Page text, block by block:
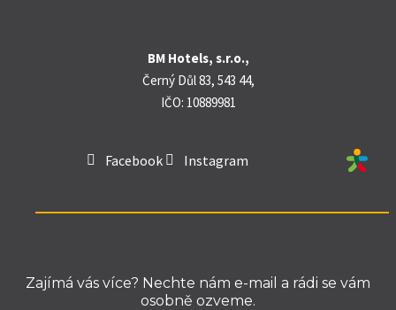
živočichů i pylových zrn, díky nimž vědci čtou
historii krkonošské přírody jako otevřenou
výběhy s kozami, ovcemi, lamami a králíky —
BM Hotels, s.r.o.,
Černý Důl 83, 543 44,
IČO: 10889981
Facebook Instagram
Zajímá vás více? Nechte nám e-mail a rádi se vám
osobně ozveme.